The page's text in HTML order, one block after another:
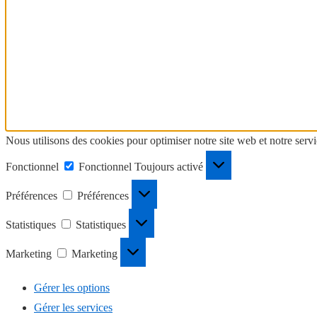
Nous utilisons des cookies pour optimiser notre site web et notre
Fonctionnel Fonctionnel Toujours activé
Préférences Préférences
Statistiques Statistiques
Marketing Marketing
Gérer les options
Gérer les services